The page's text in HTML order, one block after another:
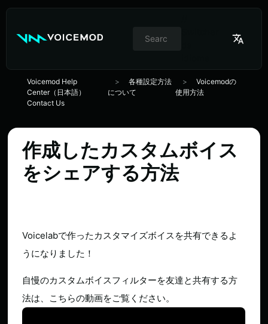
Voicemod Help
Center（日本語）
各種設定方法
について
Voicemodの
使用方法
Contact Us
作成したカスタムボイス
をシェアする方法
Voicelabで作ったカスタマイズボイスを共有できるよ
うになりました！
自慢のカスタムボイスフィルターを友達と共有する方
法は、こちらの動画をご覧ください。